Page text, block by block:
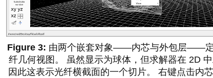
由两个嵌套对象——内芯与外包层——
纤几何视图。 虽然显示为球体，但求解器在 2D 中
因此这表示光纤横截面的一个切片。 右键点击内